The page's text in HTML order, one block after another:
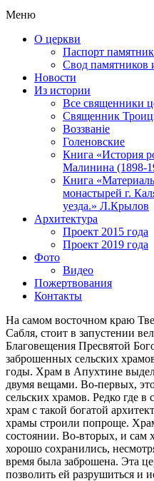
Меню
О церкви
Паспорт
Свод памятников
Новости
Из истории
Все священники
Священник
Воззванiе
Голеновские
Книга «История
Малинина (1898-
Книга
монастырей г.
уезда.» Л.Крылов
Архитектура
Проект 2015 года
Проект 2019 года
Фото
Видео
Пожертвования
Контакты
На самом восточном краю
Сабля, стоит в запустении
Благовещения Пресвятой
заброшенных сельских
годы. Храм в Апухтине
двумя вещами. Во-первых,
сельских храмов. Редко где в
храм с такой богатой
храмы строили попроще.
состоянии. Во-вторых, и сам
хорошо сохранились,
время была заброшена. Эта
позволить ей разрушиться и